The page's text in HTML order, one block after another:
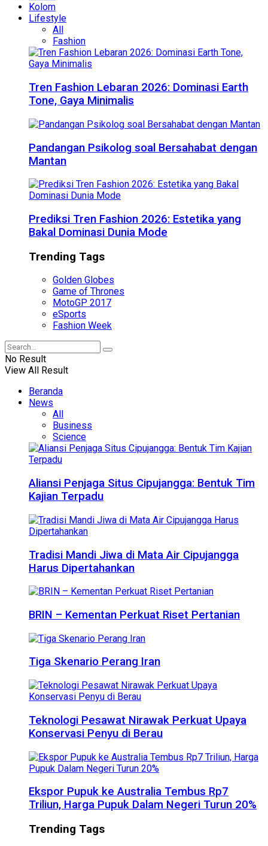
Kolom
Lifestyle
All
Fashion
Tren Fashion Lebaran 2026: Dominasi Earth
Tone, Gaya Minimalis
Pandangan Psikolog soal Bersahabat dengan
Mantan
Prediksi Tren Fashion 2026: Estetika yang
Bakal Dominasi Dunia Mode
Trending Tags
Golden Globes
Game of Thrones
MotoGP 2017
eSports
Fashion Week
No Result
View All Result
Beranda
News
All
Business
Science
Aliansi Penjaga Situs Cipujangga: Bentuk Tim
Kajian Terpadu
Tradisi Mandi Jiwa di Mata Air Cipujangga
Harus Dipertahankan
BRIN – Kementan Perkuat Riset Pertanian
Tiga Skenario Perang Iran
Teknologi Pesawat Nirawak Perkuat Upaya
Konservasi Penyu di Berau
Ekspor Pupuk ke Australia Tembus Rp7
Triliun, Harga Pupuk Dalam Negeri Turun 20%
Trending Tags